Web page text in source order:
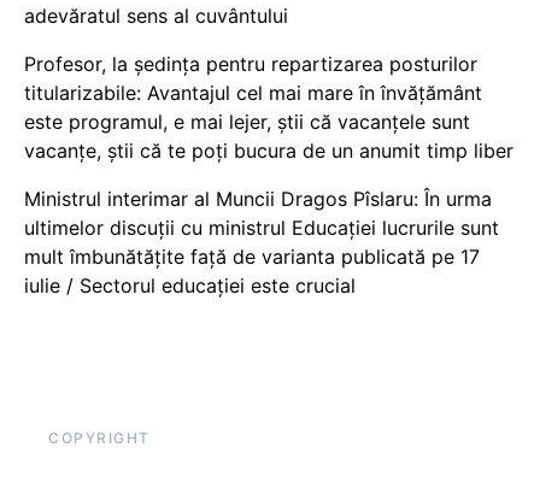
adevăratul sens al cuvântului
Profesor, la ședința pentru repartizarea posturilor
titularizabile: Avantajul cel mai mare în învățământ
este programul, e mai lejer, știi că vacanțele sunt
vacanţe, știi că te poți bucura de un anumit timp liber
Ministrul interimar al Muncii Dragos Pîslaru: În urma
ultimelor discuții cu ministrul Educației lucrurile sunt
mult îmbunătățite față de varianta publicată pe 17
iulie / Sectorul educației este crucial
COPYRIGHT